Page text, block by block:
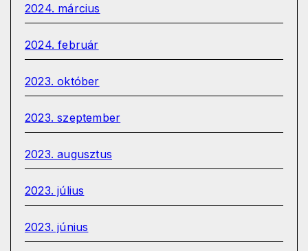
2024. március
2024. február
2023. október
2023. szeptember
2023. augusztus
2023. július
2023. június